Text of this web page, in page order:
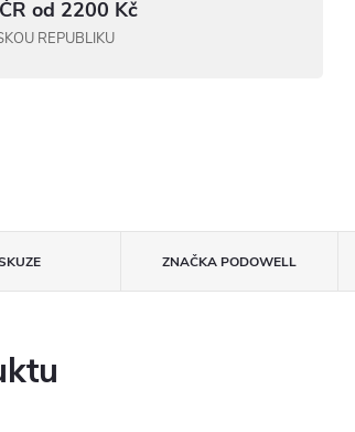
od 2200 Kč
REPUBLIKU
ZNAČKAPODOWELL